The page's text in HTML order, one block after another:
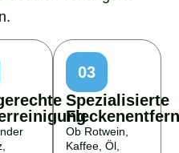
03
Spezialisierte
Ob Rotwein,
Kaffee, Öl,